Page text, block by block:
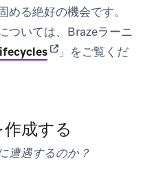
る絶好の機会です。
ついては、Brazeラーニ
(opens in new
」をご覧くだ
作成する
遭遇するのか？